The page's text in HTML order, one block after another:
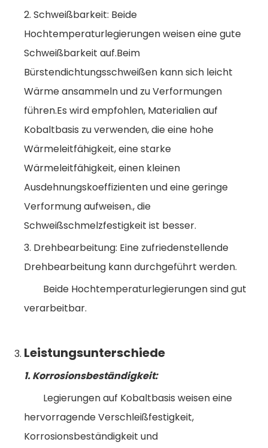
2. Schweißbarkeit: Beide
Hochtemperaturlegierungen weisen eine gute
Schweißbarkeit auf.Beim
Bürstendichtungsschweißen kann sich leicht
Wärme ansammeln und zu Verformungen
führen.Es wird empfohlen, Materialien auf
Kobaltbasis zu verwenden, die eine hohe
Wärmeleitfähigkeit, eine starke
Wärmeleitfähigkeit, einen kleinen
Ausdehnungskoeffizienten und eine geringe
Verformung aufweisen., die
Schweißschmelzfestigkeit ist besser.
3. Drehbearbeitung: Eine zufriedenstellende
Drehbearbeitung kann durchgeführt werden.
Beide Hochtemperaturlegierungen sind gut
verarbeitbar.
Leistungsunterschiede
1. Korrosionsbeständigkeit:
Legierungen auf Kobaltbasis weisen eine
hervorragende Verschleißfestigkeit,
Korrosionsbeständigkeit und